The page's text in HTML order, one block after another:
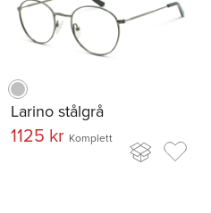
Larino stålgrå
1125 kr Komplett